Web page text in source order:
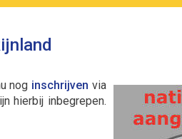
nog inschrijven via
hierbij inbegrepen.